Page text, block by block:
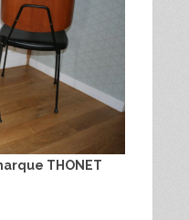
THONET